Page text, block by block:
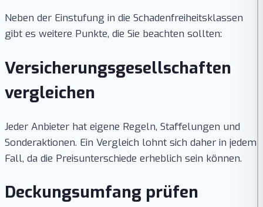
Neben der Einstufung in die Schadenfreiheitsklassen
gibt es weitere Punkte, die Sie beachten sollten:
Versicherungsgesellschaften
vergleichen
Jeder Anbieter hat eigene Regeln, Staffelungen und
Sonderaktionen. Ein Vergleich lohnt sich daher in jedem
Fall, da die Preisunterschiede erheblich sein können.
Deckungsumfang prüfen